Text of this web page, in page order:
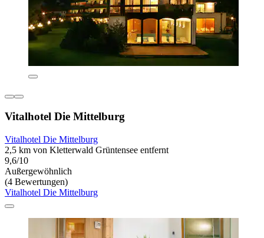
Vitalhotel Die Mittelburg
Vitalhotel Die Mittelburg
2,5 km von Kletterwald Grüntensee entfernt
9,6/10
Außergewöhnlich
(4 Bewertungen)
Vitalhotel Die Mittelburg